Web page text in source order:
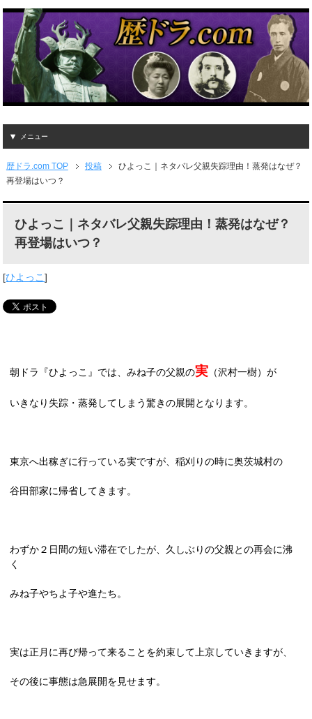
メニュー
歴ドラ.com TOP 投稿
ひよっこ｜ネタバレ父親失踪理由！蒸発はなぜ？
再登場はいつ？
ひよっこ｜ネタバレ父親失踪理由！蒸発はなぜ？
再登場はいつ？
[ひよっこ]
朝ドラ『ひよっこ』では、みね子の父親の実 （沢村一樹）が
いきなり失踪・蒸発してしまう驚きの展開となります。
東京へ出稼ぎに行っている実ですが、稲刈りの時に奥茨城村の
谷田部家に帰省してきます。
わずか２日間の短い滞在でしたが、久しぶりの父親との再会に沸
く
みね子やちよ子や進たち。
実は正月に再び帰って来ることを約束して上京していきますが、
その後に事態は急展開を見せます。